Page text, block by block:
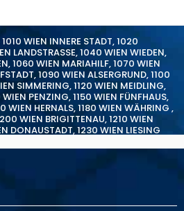
1010 WIEN INNERE STADT,1020
LANDSTRASSE,1040 WIEN WIEDEN,
,1060 WIEN MARIAHILF,1070 WIEN
,1090 WIEN ALSERGRUND,1100
SIMMERING,1120 WIEN MEIDLING,
WIEN PENZING,1150 WIEN FÜNFHAUS,
WIEN HERNALS,1180 WIEN WÄHRING ,
WIEN BRIGITTENAU,1210 WIEN
DONAUSTADT,1230 WIEN LIESING